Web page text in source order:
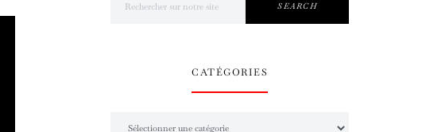
SEARCH
CATÉGORIES